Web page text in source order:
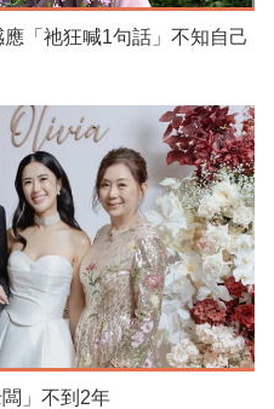
「祂狂喊1句話」不知自己
」不到2年